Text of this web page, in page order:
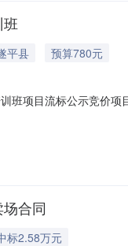
平县
预算780元
班项目流标公示竞价
购项目信息发起竞价
合同
标2.58万元